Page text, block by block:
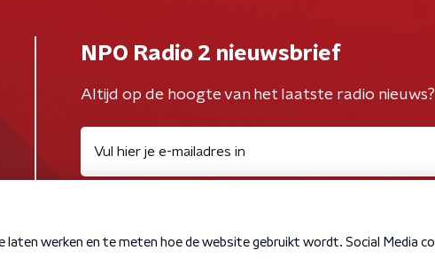
NPO Radio 2 nieuwsbrief
Altijd op de hoogte van het laatste radio nieuws?